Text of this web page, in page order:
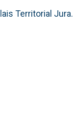
Territorial Jura.